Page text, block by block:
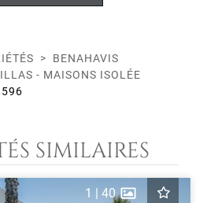
BENAHAVIS
- MAISONS ISOLÉE
SIMILAIRES
1 | 40